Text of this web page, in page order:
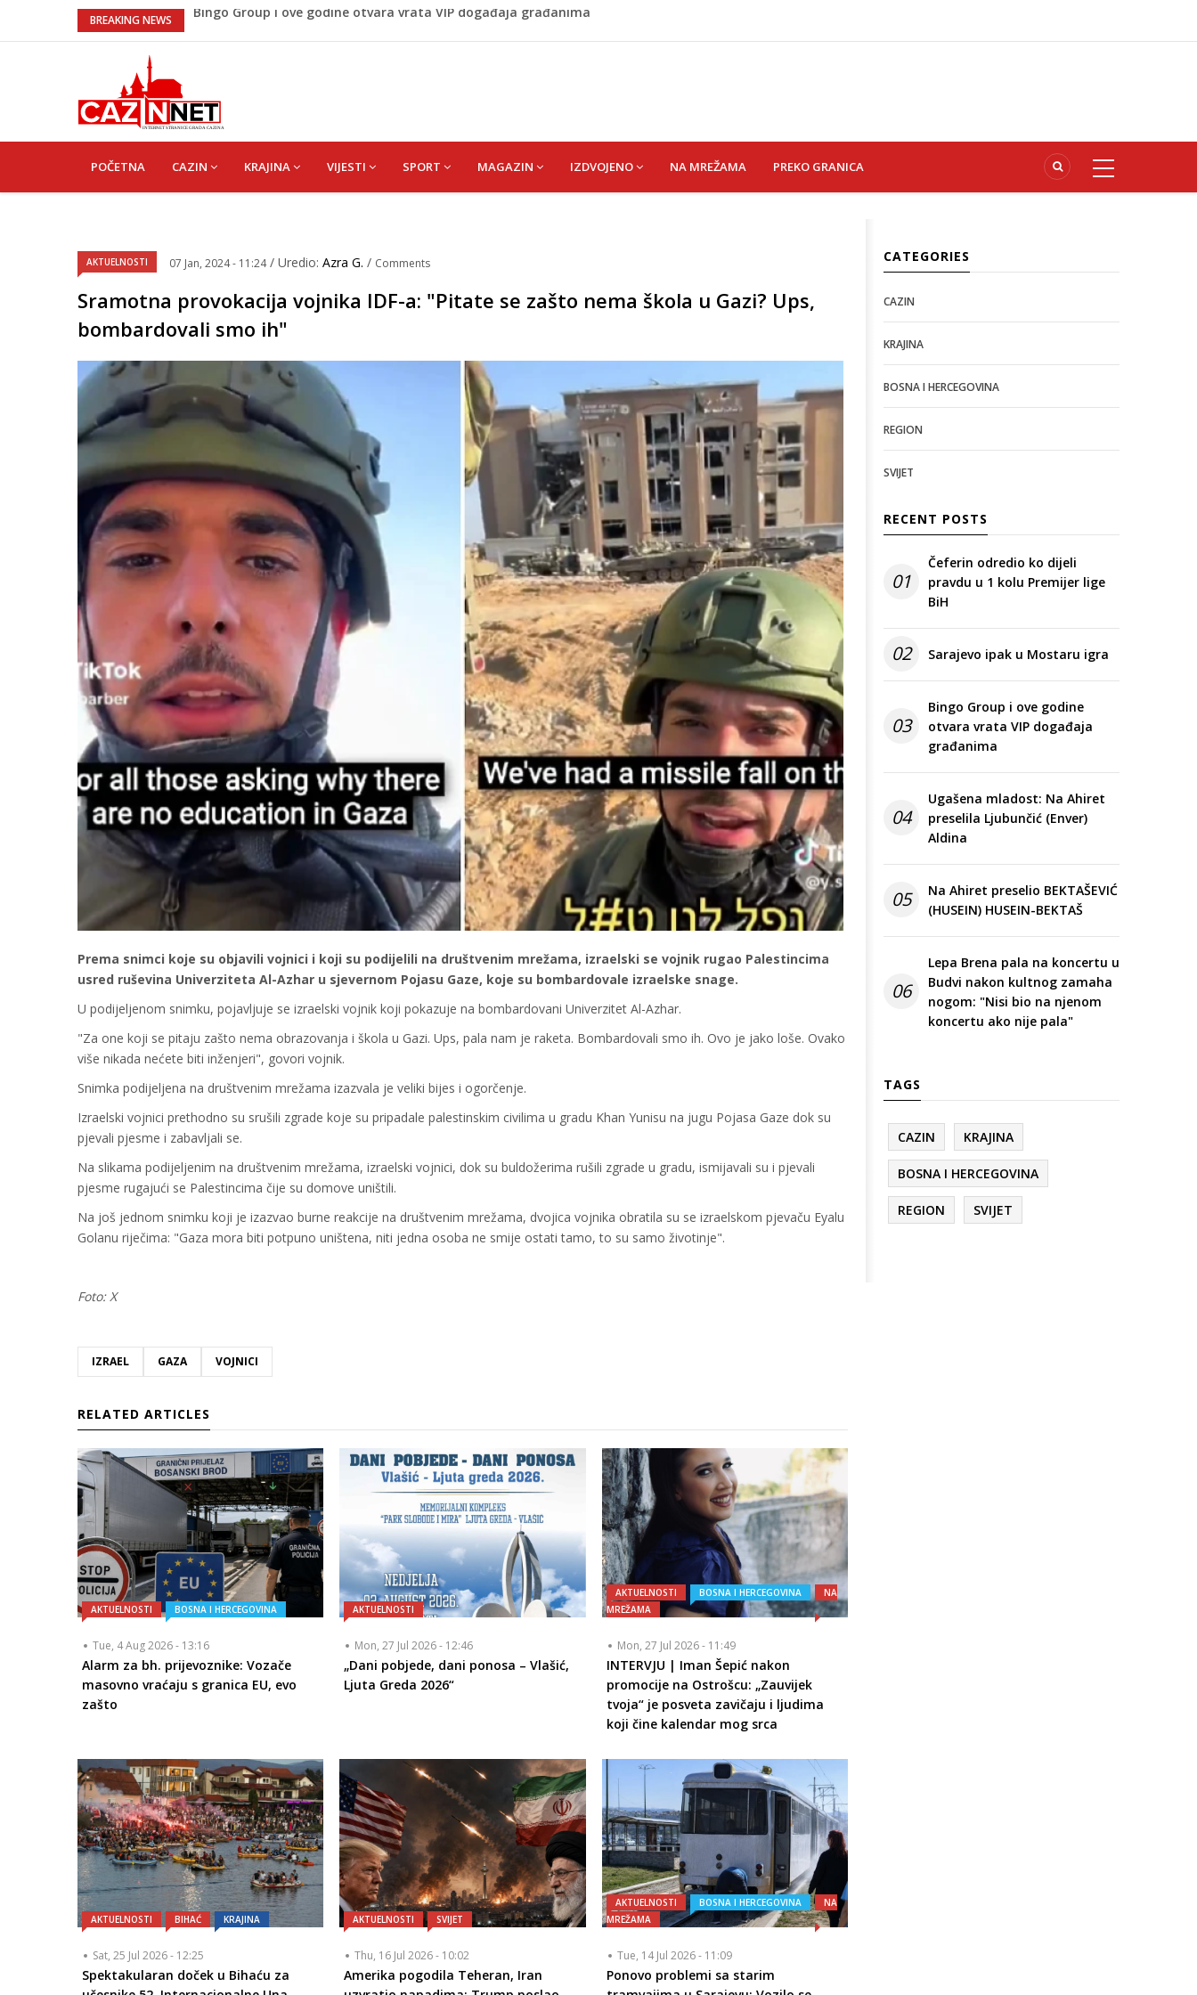
BREAKING NEWS
Sarajevo ipak u Mostaru igra
Čeferin odredio ko dijeli pravdu u 1 kolu Premijer lige BiH
Na Ahiret preselio BEKTAŠEVIĆ (HUSEIN) HUSEIN-BEKTAŠ
Bingo Group i ove godine otvara vrata VIP događaja građanima
NAVIGATION
POČETNA CAZIN KRAJINA VIJESTI SPORT MAGAZIN IZDVOJENO NA MREŽAMA PREKO GRANICA
AKTUELNOSTI 07 Jan, 2024 - 11:24 / Uredio: Azra G. / Comments
Sramotna provokacija vojnika IDF-a: "Pitate se zašto nema škola u Gazi? Ups,
bombardovali smo ih"
Prema snimci koje su objavili vojnici i koji su podijelili na društvenim mrežama, izraelski se vojnik rugao Palestincima
usred ruševina Univerziteta Al-Azhar u sjevernom Pojasu Gaze, koje su bombardovale izraelske snage.
U podijeljenom snimku, pojavljuje se izraelski vojnik koji pokazuje na bombardovani Univerzitet Al-Azhar.
"Za one koji se pitaju zašto nema obrazovanja i škola u Gazi. Ups, pala nam je raketa. Bombardovali smo ih. Ovo je jako loše. Ovako
više nikada nećete biti inženjeri", govori vojnik.
Snimka podijeljena na društvenim mrežama izazvala je veliki bijes i ogorčenje.
Izraelski vojnici prethodno su srušili zgrade koje su pripadale palestinskim civilima u gradu Khan Yunisu na jugu Pojasa Gaze dok su
pjevali pjesme i zabavljali se.
Na slikama podijeljenim na društvenim mrežama, izraelski vojnici, dok su buldožerima rušili zgrade u gradu, ismijavali su i pjevali
pjesme rugajući se Palestincima čije su domove uništili.
Na još jednom snimku koji je izazvao burne reakcije na društvenim mrežama, dvojica vojnika obratila su se izraelskom pjevaču Eyalu
Golanu riječima: "Gaza mora biti potpuno uništena, niti jedna osoba ne smije ostati tamo, to su samo životinje".
Foto: X
IZRAEL GAZA VOJNICI
RELATED ARTICLES
AKTUELNOSTI BOSNA I HERCEGOVINA
Tue, 4 Aug 2026 - 13:16
Alarm za bh. prijevoznike: Vozače
masovno vraćaju s granica EU, evo
zašto
AKTUELNOSTI
Mon, 27 Jul 2026 - 12:46
„Dani pobjede, dani ponosa – Vlašić,
Ljuta Greda 2026“
AKTUELNOSTI BOSNA I HERCEGOVINA
NA
MREŽAMA
Mon, 27 Jul 2026 - 11:49
INTERVJU | Iman Šepić nakon
promocije na Ostrošcu: „Zauvijek
tvoja“ je posveta zavičaju i ljudima
koji čine kalendar mog srca
AKTUELNOSTI BIHAĆ KRAJINA
Sat, 25 Jul 2026 - 12:25
Spektakularan doček u Bihaću za
AKTUELNOSTI SVIJET
Thu, 16 Jul 2026 - 10:02
Amerika pogodila Teheran, Iran
AKTUELNOSTI BOSNA I HERCEGOVINA
NA
MREŽAMA
Tue, 14 Jul 2026 - 11:09
Ponovo problemi sa starim
CATEGORIES
CAZIN
KRAJINA
BOSNA I HERCEGOVINA
REGION
SVIJET
RECENT POSTS
01
Čeferin odredio ko dijeli
pravdu u 1 kolu Premijer lige
BiH
02 Sarajevo ipak u Mostaru igra
03
Bingo Group i ove godine
otvara vrata VIP događaja
građanima
04
Ugašena mladost: Na Ahiret
preselila Ljubunčić (Enver)
Aldina
05
Na Ahiret preselio BEKTAŠEVIĆ
(HUSEIN) HUSEIN-BEKTAŠ
06
Lepa Brena pala na koncertu u
Budvi nakon kultnog zamaha
nogom: "Nisi bio na njenom
koncertu ako nije pala"
TAGS
CAZIN KRAJINA
BOSNA I HERCEGOVINA
REGION SVIJET